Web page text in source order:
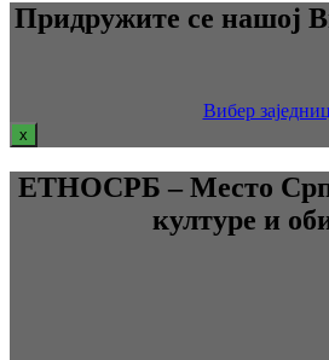
Придружите се нашој
Вибер
x
ЕТНОСРБ – Место
културе и